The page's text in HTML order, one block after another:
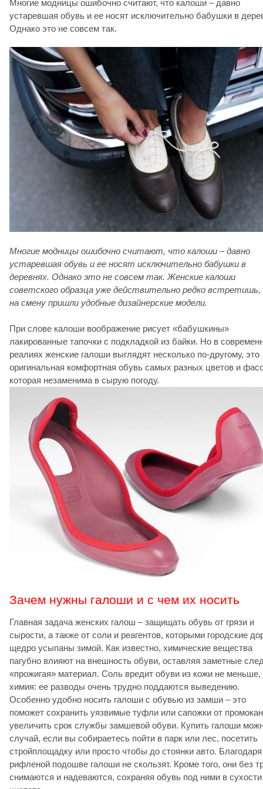
Многие модницы ошибочно считают, что калоши – давно
устаревшая обувь и ее носят исключительно бабушки в
Однако это не совсем так.
Многие модницы ошибочно считают, что калоши – давно
устаревшая обувь и ее носят исключительно бабушки в
деревнях. Однако это не совсем так. Женские калоши
советского образца уже действительно редко встретишь,
на смену пришли удобные дизайнерские модели.
При слове калоши воображение рисует «бабушкины»
лакированные тапочки с подкладкой из байки. Но в
реалиях женские галоши выглядят несколько по-другому, это
оригинальная комфортная обувь самых разных цветов и
которая незаменима в сырую погоду.
Зачем нужны галоши и с чем их носить
Главная задача женских галош – защищать обувь от грязи и
сырости, а также от соли и реагентов, которыми городские
щедро усыпаны зимой. Как известно, химические вещества
пагубно влияют на внешность обуви, оставляя заметные
«прожигая» материал. Соль вредит обуви из кожи не
химия: ее разводы очень трудно поддаются выведению.
Особенно удобно носить галоши с обувью из замши – это
поможет сохранить уязвимые туфли или сапожки от
увеличить срок службы замшевой обуви. Купить галоши
случай, если вы собираетесь пойти в парк или лес, посетить
стройплощадку или просто чтобы до стоянки авто. Благодаря
рифленой подошве галоши не скользят. Кроме того, они без
снимаются и надеваются, сохраняя обувь под ними в